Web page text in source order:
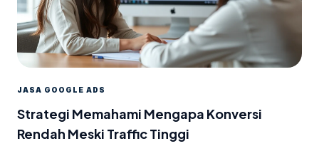
JASA GOOGLE ADS
Strategi Memahami Mengapa Konversi
Rendah Meski Traffic Tinggi